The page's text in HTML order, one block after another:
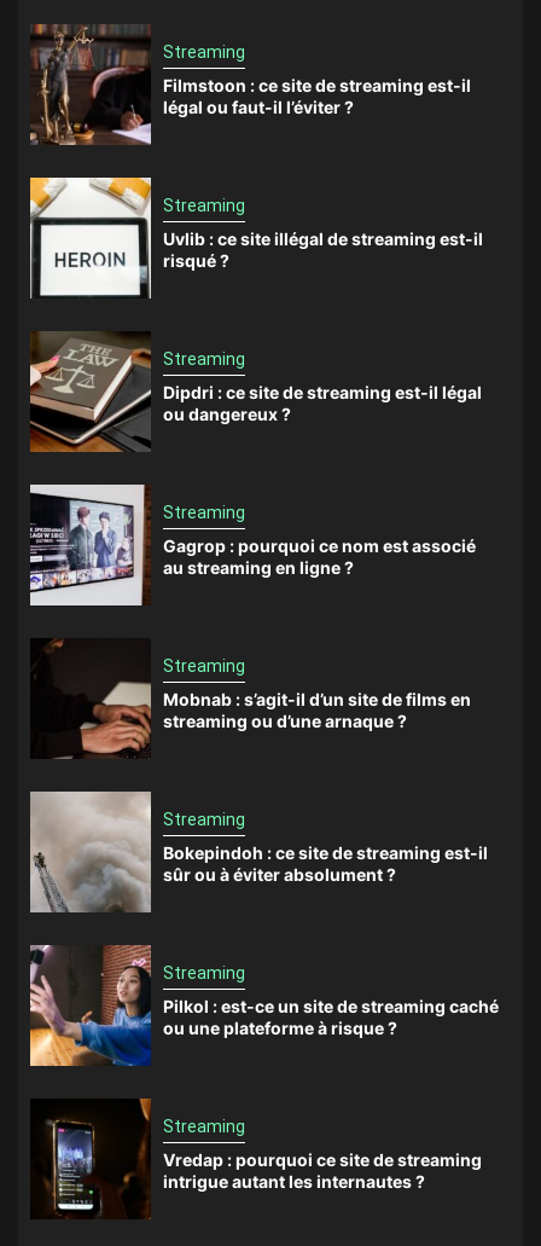
Streaming
Filmstoon : ce site de streaming est-il
légal ou faut-il l’éviter ?
Streaming
Uvlib : ce site illégal de streaming est-il
risqué ?
Streaming
Dipdri : ce site de streaming est-il légal
ou dangereux ?
Streaming
Gagrop : pourquoi ce nom est associé
au streaming en ligne ?
Streaming
Mobnab : s’agit-il d’un site de films en
streaming ou d’une arnaque ?
Streaming
Bokepindoh : ce site de streaming est-il
sûr ou à éviter absolument ?
Streaming
Pilkol : est-ce un site de streaming caché
ou une plateforme à risque ?
Streaming
Vredap : pourquoi ce site de streaming
intrigue autant les internautes ?